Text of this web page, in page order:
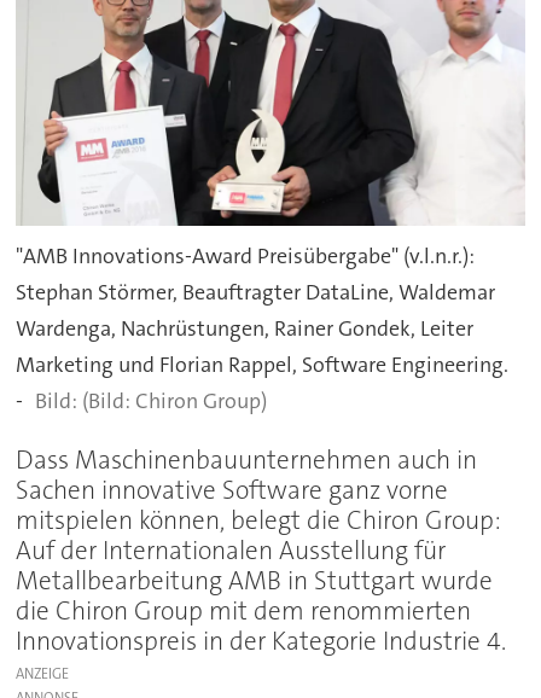
"AMB Innovations-Award Preisübergabe" (v.l.n.r.):
Stephan Störmer, Beauftragter DataLine, Waldemar
Wardenga, Nachrüstungen, Rainer Gondek, Leiter
Marketing und Florian Rappel, Software Engineering.
-
(Bild: Chiron Group)
Dass Maschinenbauunternehmen auch in
Sachen innovative Software ganz vorne
mitspielen können, belegt die Chiron Group:
Auf der Internationalen Ausstellung für
Metallbearbeitung AMB in Stuttgart wurde
die Chiron Group mit dem renommierten
Innovationspreis in der Kategorie Industrie 4.
ANZEIGE